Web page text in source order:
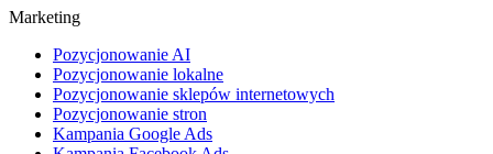
Marketing
Pozycjonowanie AI
Pozycjonowanie lokalne
Pozycjonowanie sklepów internetowych
Pozycjonowanie stron
Kampania Google Ads